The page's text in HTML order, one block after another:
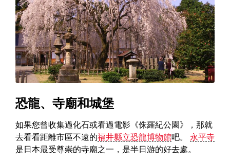
恐龍、寺廟和城堡
如果您曾收集過化石或看過電影《侏羅紀公園》，那就
去看看距離市區不遠的福井縣立恐龍博物館吧。 永平寺
是日本最受尊崇的寺廟之一，是半日游的好去處。